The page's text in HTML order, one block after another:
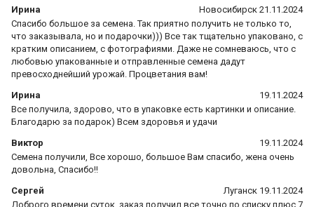
Ирина
Новосибирск 21.11.2024
Спасибо большое за семена. Так приятно получить не только то,
что заказывала, но и подарочки))) Все так тщательно упаковано, с
кратким описанием, с фотографиями. Даже не сомневаюсь, что с
любовью упакованные и отправленные семена дадут
превосходнейший урожай. Процветания вам!
Ирина
19.11.2024
Все получила, здорово, что в упаковке есть картинки и описание.
Благодарю за подарок) Всем здоровья и удачи
Виктор
19.11.2024
Семена получили, Все хорошо, большое Вам спасибо, жена очень
довольна, Спасибо!!
Сергей
Луганск 19.11.2024
Доброго времени суток, заказ получил все точно по списку плюс 7